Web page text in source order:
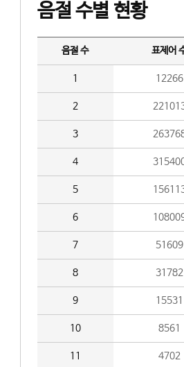
음절 수별 현황
음절 수 표제어
1 12266
2
3
4
5
6
7 51609
8 31782
9 15531
10 8561
11 4702